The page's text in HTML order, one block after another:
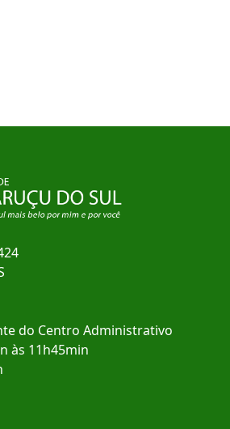
do Centro Administrativo
às 11h45min